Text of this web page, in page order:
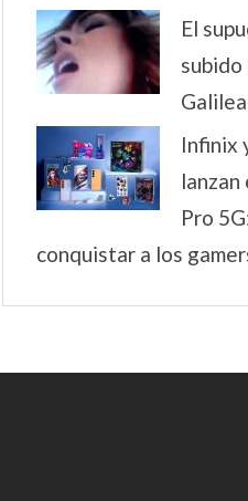
El
Infinix
Pro
conquistar a los